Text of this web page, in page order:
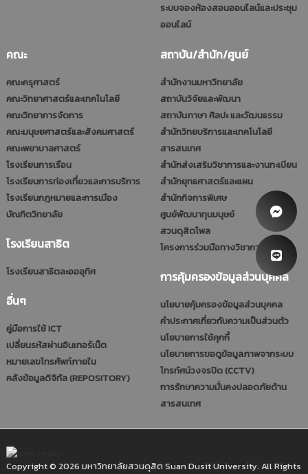
ระบบจองห้องสอนออนไลน์และประชุม
ออนไลน์
คณะ
คณะครุศาสตร์
คณะวิทยาศาสตร์และเทคโนโลยี
คณะวิทยาการจัดการ
คณะมนุษยศาสตร์และสังคมศาสตร์
คณะพยาบาลศาสตร์
โรงเรียนการเรือน
โรงเรียนการท่องเที่ยวและการบริการ
โรงเรียนกฎหมายและการเมือง
บัณฑิตวิทยาลัย
โรงเรียนสาธิต
โรงเรียนสาธิตละอออุทิศ
อื่นๆ
คู่มือการใช้ ICT
เปลี่ยนรหัสผ่านอินเทอร์เน็ต
หมายเลขโทรศัพท์ภายใน
คลังข้อมูลดิจิทัล (REPOSITORY)
สถาบัน/สำนัก/ศูนย์
สำนักงานมหาวิทยาลัย
สถาบันวิจัยและพัฒนา
สถาบันภาษา ศิลปะ และวัฒนธรรม
สำนักวิทยบริการและเทคโนโลยี
สารสนเทศ
สำนักส่งเสริมวิชาการและงานทะเบียน
สำนักยุทธศาสตร์และแผน
สำนักกิจการพิเศษ
ศูนย์พัฒนาทุนมนุษย์
สวนดุสิตโพล
โครงการร่วมมือทางวิชาการ (รมป.)
การคุ้มครองข้อมูลส่วนบุคคล
นโยบายคุ้มครองข้อมูลส่วนบุคคล
คำประกาศเกี่ยวกับความเป็นส่วนตัว
นโยบายการใช้คุกกี้
นโยบายการขอดูข้อมูลภาพจากระบบ
โทรทัศน์วงจรปิด (CCTV)
การรักษาความมั่นคงปลอดภัยด้าน
สารสนเทศ
Copyright © 2026 มหาวิทยาลัยสวนดุสิต Suan Dusit University. All Rights